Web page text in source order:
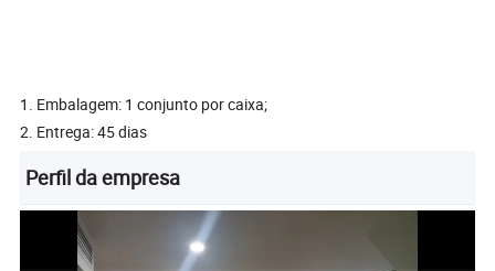
1. Embalagem: 1 conjunto por caixa;
2. Entrega: 45 dias
Perfil da empresa